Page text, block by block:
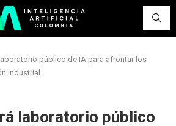
público de IA para afrontar los
industrial
laboratorio público